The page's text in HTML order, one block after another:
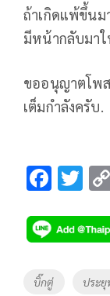
ถ้าเกิดแพ้ขึ้นม
มีหน้ากลับมา
ขออนุญาตโพ
เต็มกำลังครับ.
F
e
b
o
T
tt
er
Tags
บิ๊กตู่ ประ